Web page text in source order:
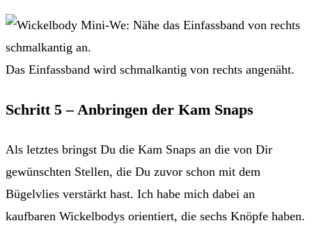
Das Einfassband wird schmalkantig von rechts angenäht.
Schritt 5 – Anbringen der Kam Snaps
Als letztes bringst Du die Kam Snaps an die von Dir
gewünschten Stellen, die Du zuvor schon mit dem
Bügelvlies verstärkt hast. Ich habe mich dabei an
kaufbaren Wickelbodys orientiert, die sechs Knöpfe haben.